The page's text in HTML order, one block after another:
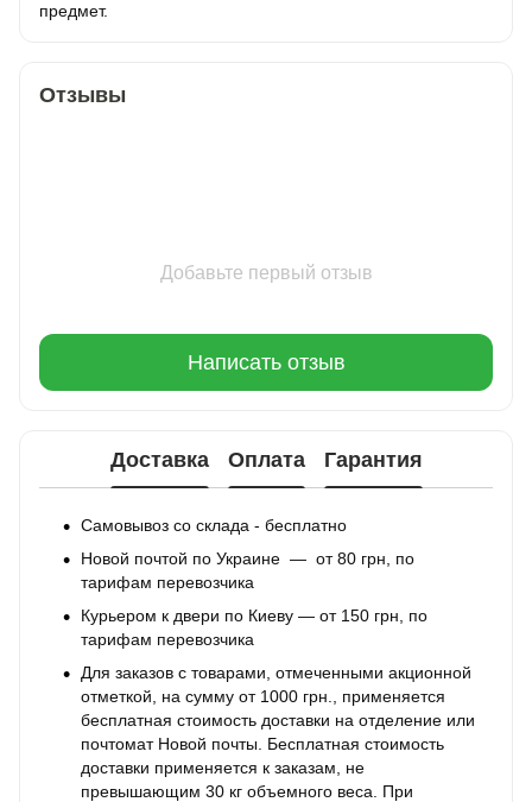
предмет.
Отзывы
Добавьте первый отзыв
Написать отзыв
Доставка Оплата Гарантия
Самовывоз со склада - бесплатно
Новой почтой по Украине — от 80 грн, по
тарифам перевозчика
Курьером к двери по Киеву — от 150 грн, по
тарифам перевозчика
Для заказов с товарами, отмеченными акционной
отметкой, на сумму от 1000 грн., применяется
бесплатная стоимость доставки на отделение или
почтомат Новой почты. Бесплатная стоимость
доставки применяется к заказам, не
превышающим 30 кг объемного веса. При